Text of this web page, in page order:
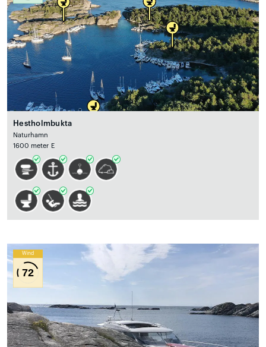
Hestholmbukta
Naturhamn
1600 meter E
Wind
72